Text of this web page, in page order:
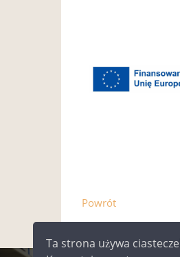
Ta strona używa
Powrót